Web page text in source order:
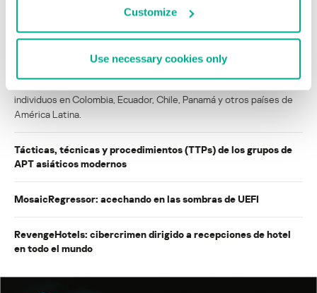
Customize
Use necessary cookies only
individuos en Colombia, Ecuador, Chile, Panamá y otros países de
América Latina.
Tácticas, técnicas y procedimientos (TTPs) de los grupos de
APT asiáticos modernos
MosaicRegressor: acechando en las sombras de UEFI
RevengeHotels: cibercrimen dirigido a recepciones de hotel
en todo el mundo